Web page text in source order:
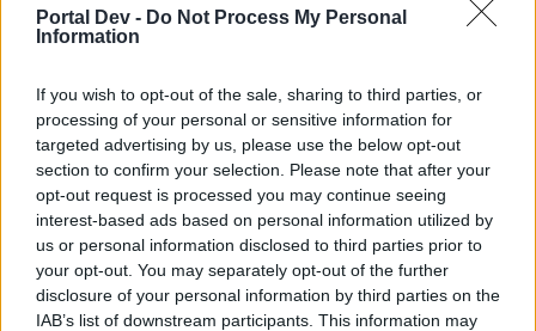
Portal Dev - Do Not Process My Personal
Information
If you wish to opt-out of the sale, sharing to third parties, or
processing of your personal or sensitive information for
targeted advertising by us, please use the below opt-out
section to confirm your selection. Please note that after your
opt-out request is processed you may continue seeing
interest-based ads based on personal information utilized by
us or personal information disclosed to third parties prior to
your opt-out. You may separately opt-out of the further
disclosure of your personal information by third parties on the
IAB’s list of downstream participants. This information may
zu kontrollieren??
eigentlich eine normale datenbankabfrage weisst auf
"buguser" hin,
die frage ob BP das wirklich will sei hiermit gestattet
ob man jetzt SF-Resultate, Rankings und7oder
Accountbestandteile abfrägt,
dafür müsste man die datenstruktur kennen...
26 Juni 2017
NoPutzkolonne,.-Gorgon-.undDerSchöneJohnnygefällt dies.